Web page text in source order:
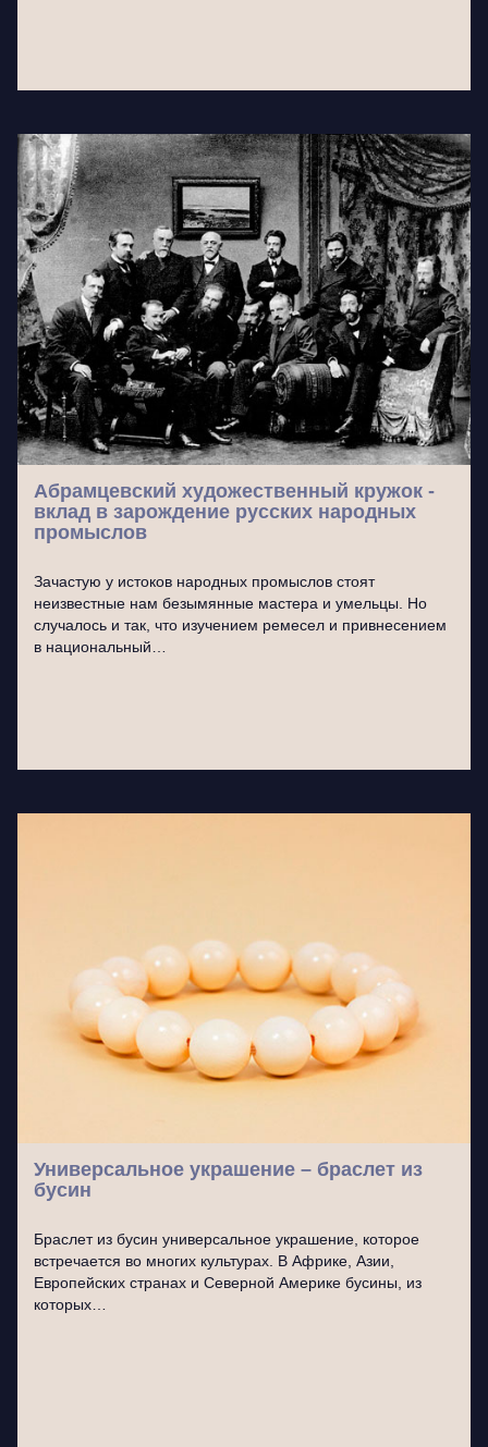
Абрамцевский художественный кружок -
вклад в зарождение русских народных
промыслов
Зачастую у истоков народных промыслов стоят
неизвестные нам безымянные мастера и умельцы. Но
случалось и так, что изучением ремесел и привнесением
в национальный…
Универсальное украшение – браслет из
бусин
Браслет из бусин универсальное украшение, которое
встречается во многих культурах. В Африке, Азии,
Европейских странах и Северной Америке бусины, из
которых…